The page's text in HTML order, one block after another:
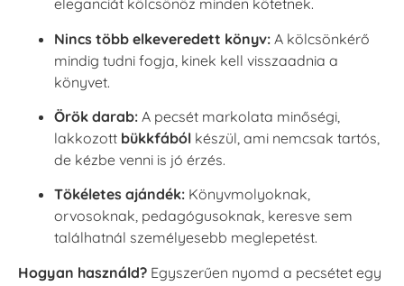
eleganciát kölcsönöz minden kötetnek.
Nincs több elkeveredett könyv: A kölcsönkérő
mindig tudni fogja, kinek kell visszaadnia a
könyvet.
Örök darab: A pecsét markolata minőségi,
lakkozott bükkfából készül, ami nemcsak tartós,
de kézbe venni is jó érzés.
Tökéletes ajándék: Könyvmolyoknak,
orvosoknak, pedagógusoknak, keresve sem
találhatnál személyesebb meglepetést.
Hogyan használd? Egyszerűen nyomd a pecsétet egy